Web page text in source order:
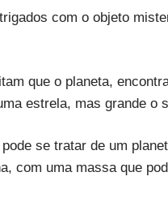
com o objeto
que o planeta,
estrela, mas grande o
se tratar de um
com uma massa que